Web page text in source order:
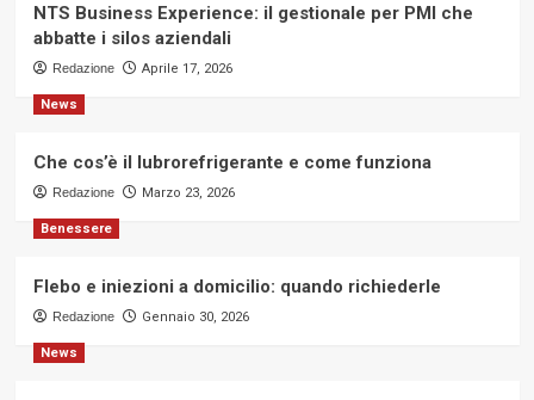
NTS Business Experience: il gestionale per PMI che
abbatte i silos aziendali
Redazione Aprile 17, 2026
News
Che cos’è il lubrorefrigerante e come funziona
Redazione Marzo 23, 2026
Benessere
Flebo e iniezioni a domicilio: quando richiederle
Redazione Gennaio 30, 2026
News